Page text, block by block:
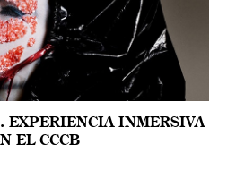
EXPERIENCIA INMERSIVA
EL CCCB